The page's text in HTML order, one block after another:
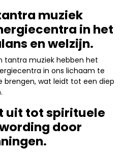
muziek
in het
en welzijn.
tantra muziek hebben het
in ons lichaam te
wat leidt tot een diep
uit tot spirituele
door